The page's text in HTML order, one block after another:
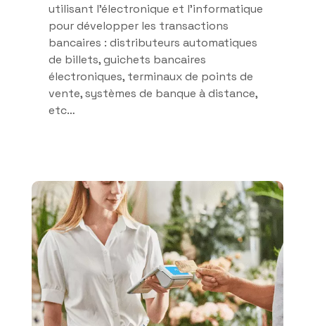
utilisant l’électronique et l’informatique
pour développer les transactions
bancaires : distributeurs automatiques
de billets, guichets bancaires
électroniques, terminaux de points de
vente, systèmes de banque à distance,
etc…